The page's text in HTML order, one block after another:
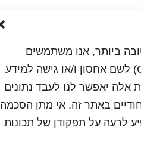
ביותר, אנו משתמשים
בטכנולוגיות כגון עוגיות (Cookies) לשם אחסון ו/או גישה למידע
אלה יאפשר לנו לעבד נתונים
באתר זה. אי מתן הסכמה
לרעה על תפקודן של תכונות